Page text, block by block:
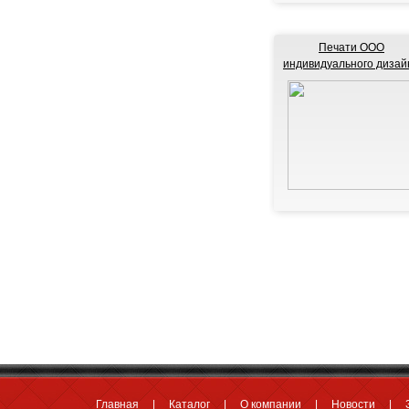
Печати ООО
индивидуального
Главная Каталог О компании Новости